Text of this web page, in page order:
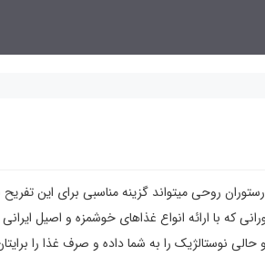
روحی میتواند گزینه مناسبی برای این
که با ارائه انواع غذاهای خوشمزه و اصیل
نوستالژیک را به شما داده و صرف غذا را